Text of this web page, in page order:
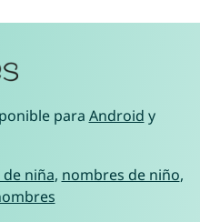
para Android y
niña, nombres de niño,